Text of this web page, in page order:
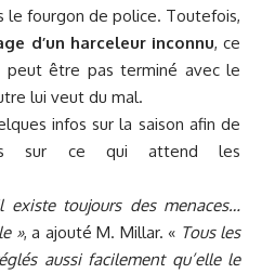
le fourgon de police. Toutefois,
d’un harceleur inconnu, ce
peut être pas terminé avec le
lui veut du mal.
infos sur la saison afin de
sur ce qui attend les
existe toujours des menaces…
», a ajouté M. Millar. « Tous les
aussi facilement qu’elle le